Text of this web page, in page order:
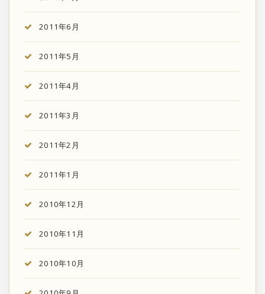
2011年6月
2011年5月
2011年4月
2011年3月
2011年2月
2011年1月
2010年12月
2010年11月
2010年10月